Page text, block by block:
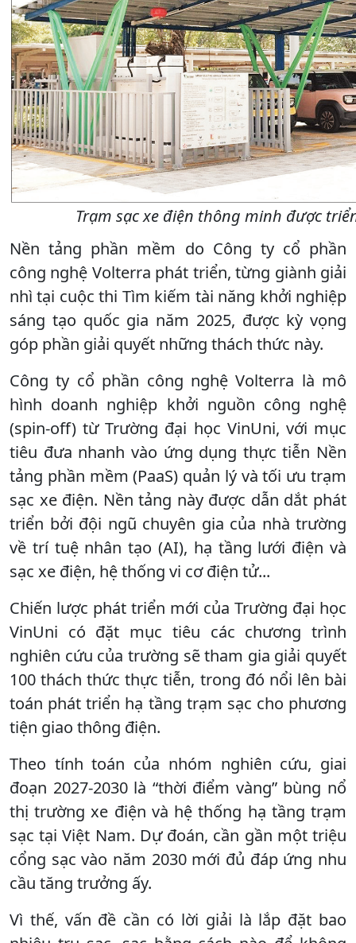
Trạm sạc xe điện thông minh được
Nền tảng phần mềm do Công ty cổ phần
công nghệ Volterra phát triển, từng giành giải
nhì tại cuộc thi Tìm kiếm tài năng khởi nghiệp
sáng tạo quốc gia năm 2025, được kỳ vọng
góp phần giải quyết những thách thức này.
Công ty cổ phần công nghệ Volterra là mô
hình doanh nghiệp khởi nguồn công nghệ
(spin-off) từ Trường đại học VinUni, với mục
tiêu đưa nhanh vào ứng dụng thực tiễn Nền
tảng phần mềm (PaaS) quản lý và tối ưu trạm
sạc xe điện. Nền tảng này được dẫn dắt phát
triển bởi đội ngũ chuyên gia của nhà trường
về trí tuệ nhân tạo (AI), hạ tầng lưới điện và
sạc xe điện, hệ thống vi cơ điện tử...
Chiến lược phát triển mới của Trường đại học
VinUni có đặt mục tiêu các chương trình
nghiên cứu của trường sẽ tham gia giải quyết
100 thách thức thực tiễn, trong đó nổi lên bài
toán phát triển hạ tầng trạm sạc cho phương
tiện giao thông điện.
Theo tính toán của nhóm nghiên cứu, giai
đoạn 2027-2030 là “thời điểm vàng” bùng nổ
thị trường xe điện và hệ thống hạ tầng trạm
sạc tại Việt Nam. Dự đoán, cần gần một triệu
cổng sạc vào năm 2030 mới đủ đáp ứng nhu
cầu tăng trưởng ấy.
Vì thế, vấn đề cần có lời giải là lắp đặt bao